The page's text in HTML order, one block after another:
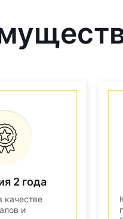
2 года
и